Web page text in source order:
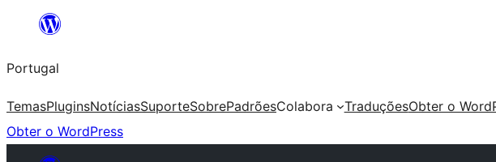
Saltar
o
conteúdo
Portugal
TemasPluginsNotíciasSuporteSobrePadrõesColabora TraduçõesObter o
Obter o WordPress